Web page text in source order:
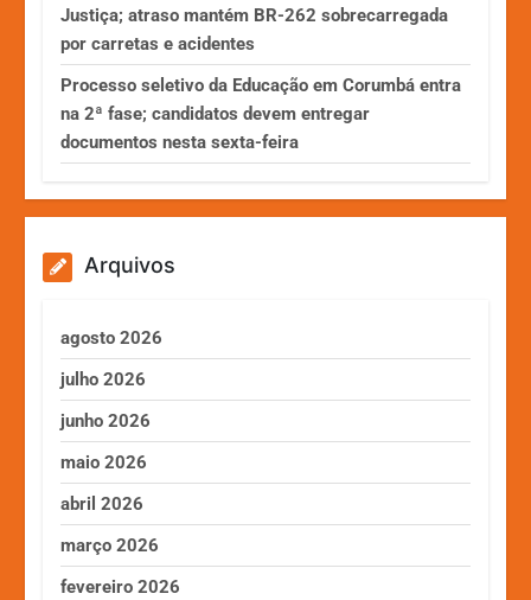
Justiça; atraso mantém BR-262 sobrecarregada
por carretas e acidentes
Processo seletivo da Educação em Corumbá entra
na 2ª fase; candidatos devem entregar
documentos nesta sexta-feira
Arquivos
agosto 2026
julho 2026
junho 2026
maio 2026
abril 2026
março 2026
fevereiro 2026